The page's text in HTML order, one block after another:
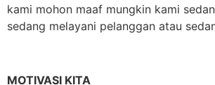
kami mohon maaf mungkin kami
sedang melayani pelanggan atau
MOTIVASI KITA